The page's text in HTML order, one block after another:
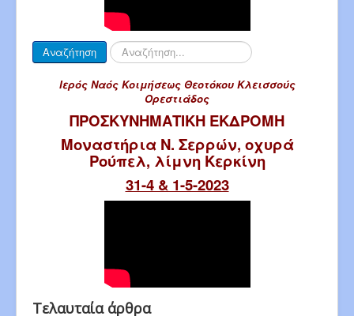
Αναζήτηση Αναζήτηση...
Ιερός Ναός Κοιμήσεως Θεοτόκου Κλεισσούς
Ορεστιάδος
ΠΡΟΣΚΥΝΗΜΑΤΙΚΗ ΕΚΔΡΟΜΗ
Μοναστήρια Ν. Σερρών, οχυρά
Ρούπελ, λίμνη Κερκίνη
31-4 & 1-5-2023
Τελαυταία άρθρα